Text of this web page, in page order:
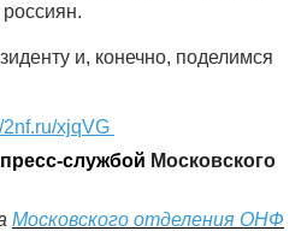
и, конечно, поделимся
2nf.ru/xjqVG
пресс-службой Московского
Московского отделения ОНФ